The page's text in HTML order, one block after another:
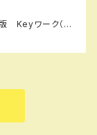
Keyワーク（キ
科 中1～3（ご
） 2026年度版
ト